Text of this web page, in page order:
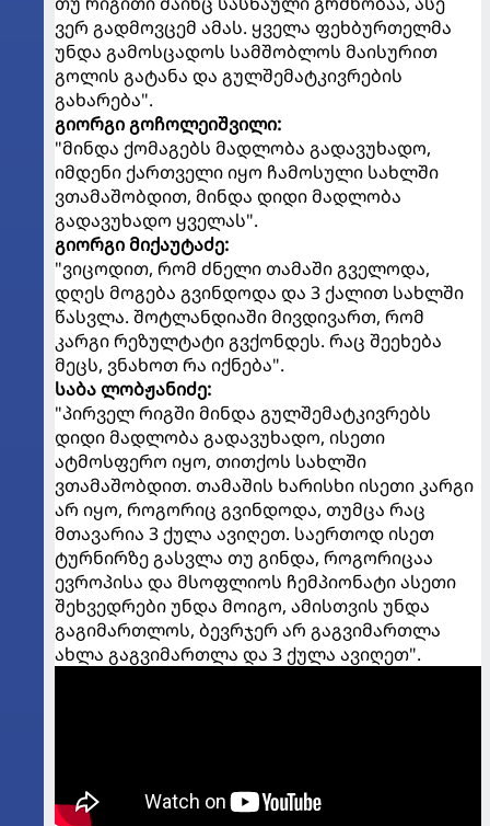
ვერ გადმოვცემ ამას. ყველა ფეხბურთელმა
უნდა გამოსცადოს სამშობლოს მაისურით
გოლის გატანა და გულშემატკივრების
გახარება".
გიორგი გოჩოლეიშვილი:
"მინდა ქომაგებს მადლობა გადავუხადო,
იმდენი ქართველი იყო ჩამოსული სახლში
ვთამაშობდით, მინდა დიდი მადლობა
გადავუხადო ყველას".
გიორგი მიქაუტაძე:
"ვიცოდით, რომ ძნელი თამაში გველოდა,
დღეს მოგება გვინდოდა და 3 ქალით სახლში
წასვლა. შოტლანდიაში მივდივართ, რომ
კარგი რეზულტატი გვქონდეს. რაც შეეხება
მეცს, ვნახოთ რა იქნება".
საბა ლობჟანიძე:
"პირველ რიგში მინდა გულშემატკივრებს
დიდი მადლობა გადავუხადო, ისეთი
ატმოსფერო იყო, თითქოს სახლში
ვთამაშობდით. თამაშის ხარისხი ისეთი კარგი
არ იყო, როგორიც გვინდოდა, თუმცა რაც
მთავარია 3 ქულა ავიღეთ. საერთოდ ისეთ
ტურნირზე გასვლა თუ გინდა, როგორიცაა
ევროპისა და მსოფლიოს ჩემპიონატი ასეთი
შეხვედრები უნდა მოიგო, ამისთვის უნდა
გაგიმართლოს, ბევრჯერ არ გაგვიმართლა
ახლა გაგვიმართლა და 3 ქულა ავიღეთ".